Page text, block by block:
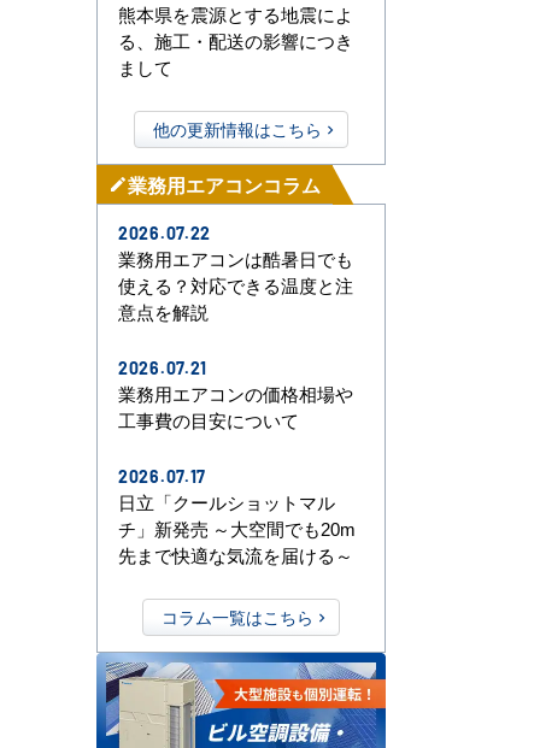
熊本県を震源とする地震によ
る、施工・配送の影響につき
まして
他の更新情報はこちら
mode_edit業務用エアコンコラム
2026.07.22
業務用エアコンは酷暑日でも
使える？対応できる温度と注
意点を解説
2026.07.21
業務用エアコンの価格相場や
工事費の目安について
2026.07.17
日立「クールショットマル
チ」新発売 ～大空間でも20m
先まで快適な気流を届ける～
コラム一覧はこちら